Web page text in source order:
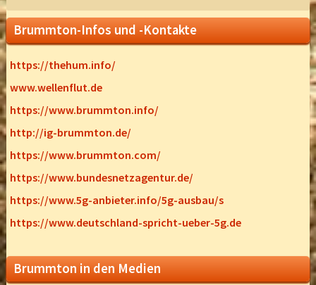
Brummton-Infos und -Kontakte
https://thehum.info/
www.wellenflut.de
https://www.brummton.info/
http://ig-brummton.de/
https://www.brummton.com/
https://www.bundesnetzagentur.de/
https://www.5g-anbieter.info/5g-ausbau/s
https://www.deutschland-spricht-ueber-5g.de
Brummton in den Medien